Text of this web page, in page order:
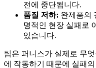
전에 중단됩니다.
품질 저하: 완제품의
명적인 현장 실패로
있습니다.
팀은 퍼니스가 실제로 무
에 작동하기 때문에 실패